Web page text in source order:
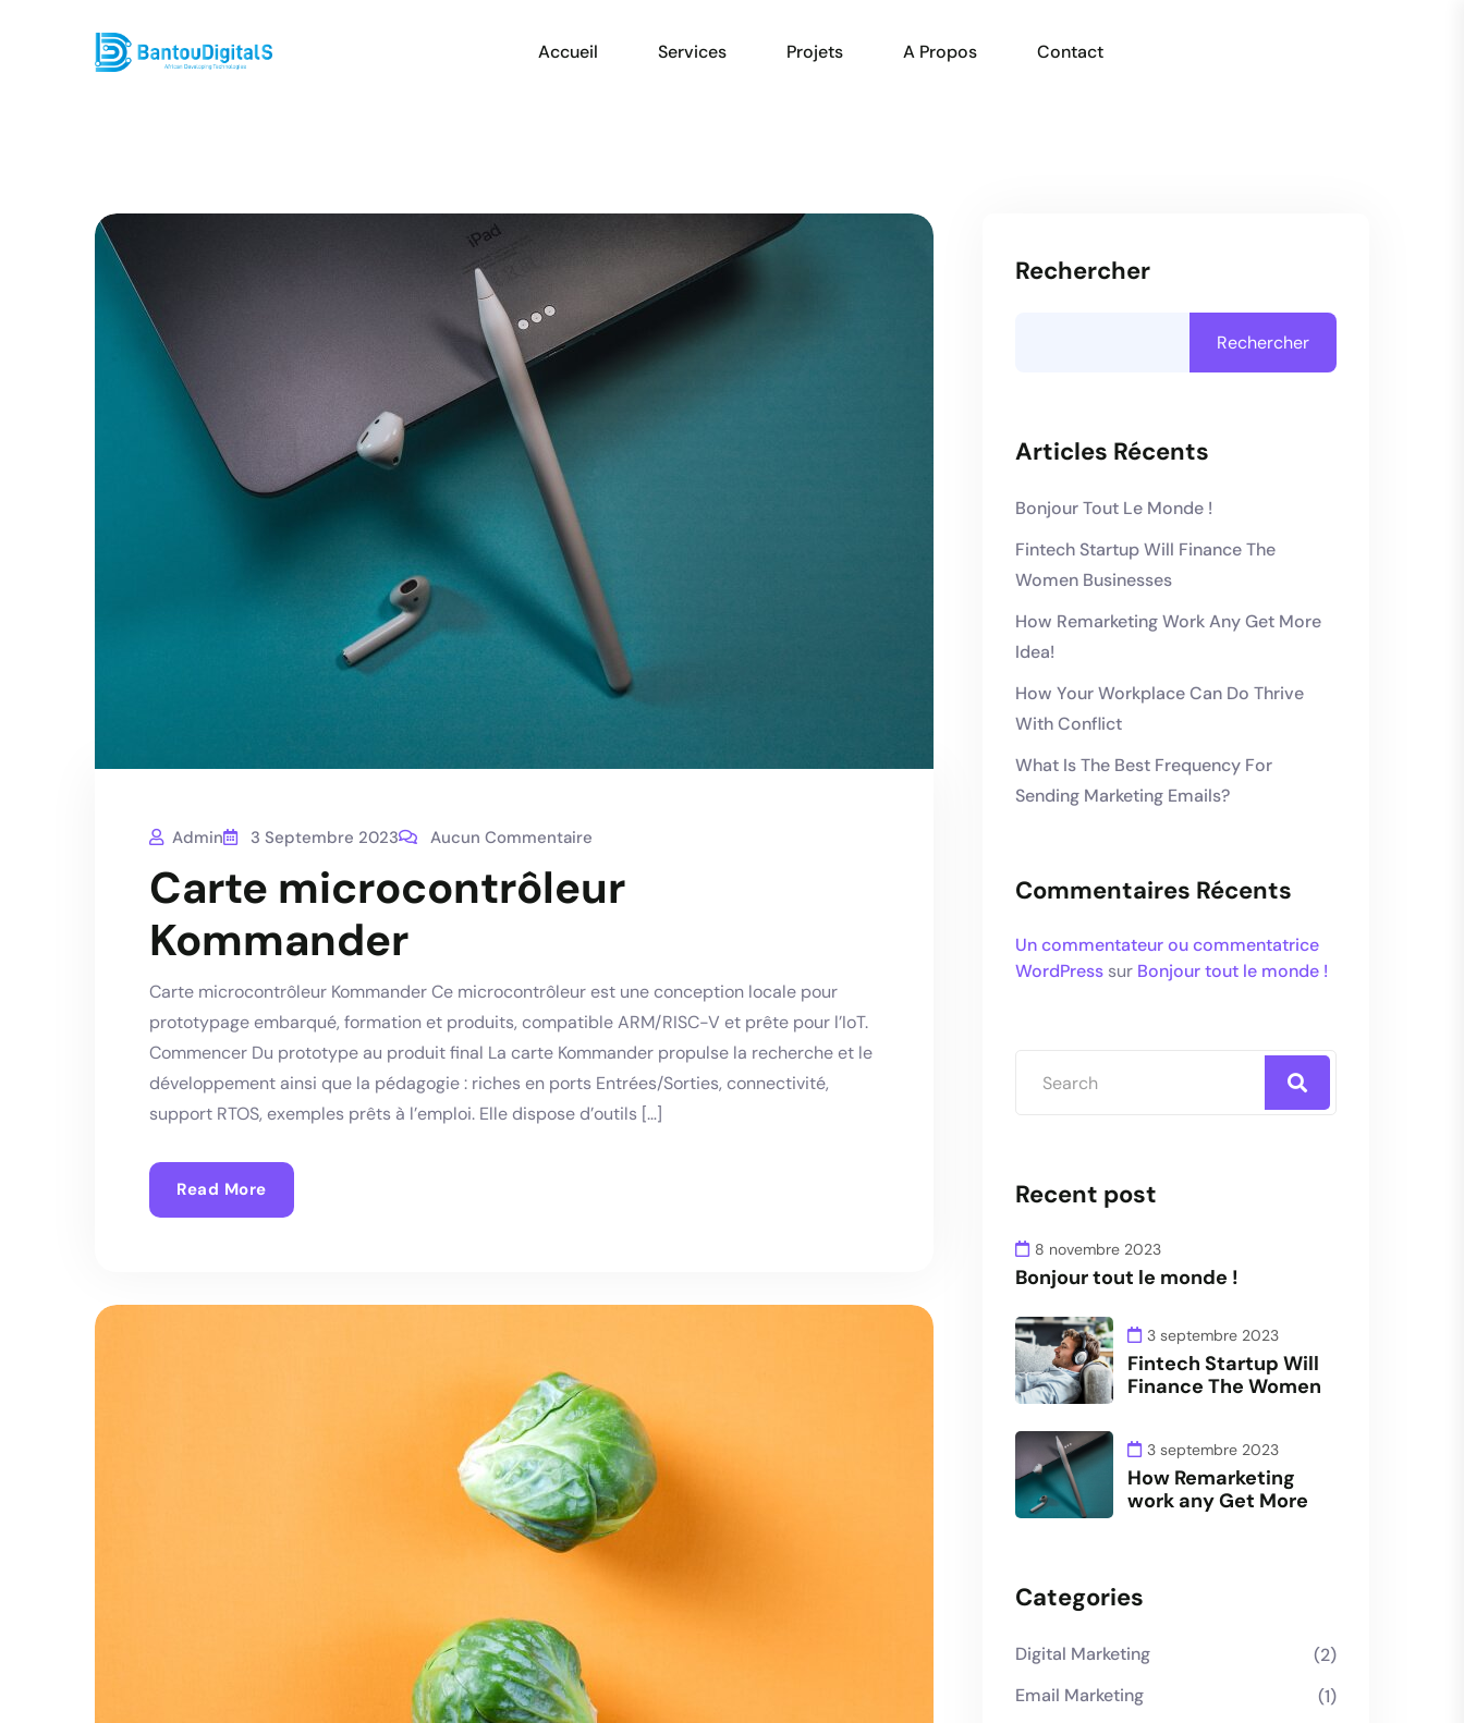
Accueil Services Projets A Propos Contact
Admin 3 Septembre 2023 Aucun Commentaire
Carte microcontrôleur
Kommander
Carte microcontrôleur Kommander Ce microcontrôleur est une conception locale pour
prototypage embarqué, formation et produits, compatible ARM/RISC-V et prête pour l’IoT.
Commencer Du prototype au produit final La carte Kommander propulse la recherche et le
développement ainsi que la pédagogie : riches en ports Entrées/Sorties, connectivité,
support RTOS, exemples prêts à l’emploi. Elle dispose d’outils […]
Read More
Rechercher
Rechercher
Articles Récents
Bonjour Tout Le Monde !
Fintech Startup Will Finance The
Women Businesses
How Remarketing Work Any Get More
Idea!
How Your Workplace Can Do Thrive
With Conflict
What Is The Best Frequency For
Sending Marketing Emails?
Commentaires Récents
Un commentateur ou commentatrice
WordPress sur Bonjour tout le monde !
Recent post
8 novembre 2023
Bonjour tout le monde !
3 septembre 2023
Fintech Startup Will
Finance The Women
3 septembre 2023
How Remarketing
work any Get More
Categories
Digital Marketing
(2)
Email Marketing
(1)